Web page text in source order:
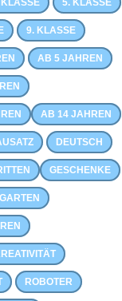
5. KLASSE
9. KLASSE
AB 5 JAHREN
AB 14 JAHREN
DEUTSCH
GESCHENKE
ROBOTER